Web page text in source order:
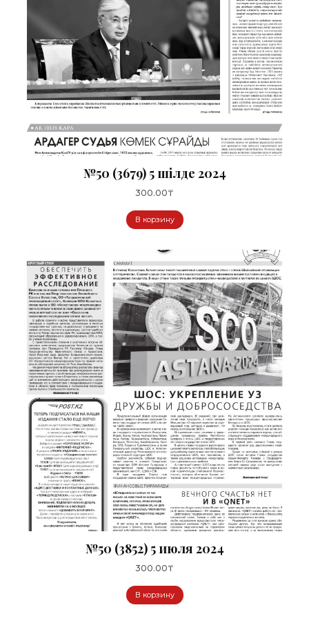
№50 (3679) 5 шілде 2024
300.00₸
В корзину
№50 (3852) 5 июля 2024
300.00₸
В корзину